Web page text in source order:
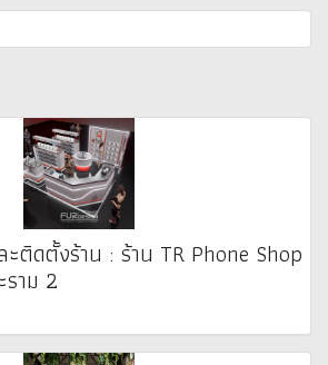
ติดตั้งร้าน : ร้าน TR Phone Shop
าม 2